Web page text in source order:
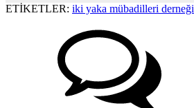
ETİKETLER: iki yaka mübadilleri derneği